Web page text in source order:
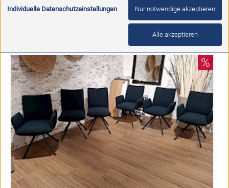
2.195,00 € 1.599,00 €
%
Individuelle Datenschutzeinstellungen Nur notwendige akzeptieren
Alle akzeptieren